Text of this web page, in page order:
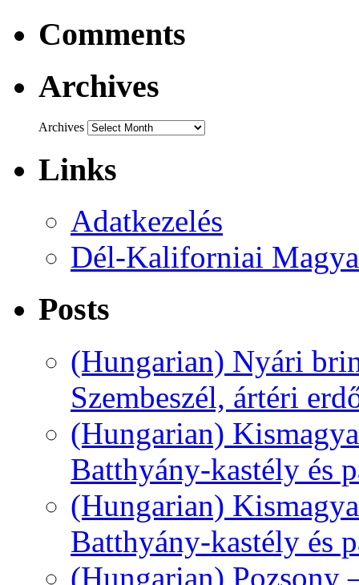
Comments
Archives
Archives
Links
Adatkezelés
Dél-Kaliforniai
Posts
(Hungarian) Nyári
Szembeszél, ártéri
(Hungarian)
Batthyány-kastély és
(Hungarian)
Batthyány-kastély és
(Hungarian) Pozsony